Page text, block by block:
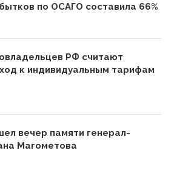
по ОСАГО составила 66%
РФ считают
к индивидуальным тарифам
вечер памяти генерал-
Магометова